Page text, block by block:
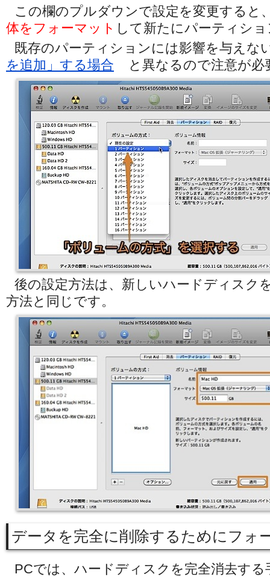
この欄のプルダウンで設定を変更すると
体をフォーマット して新たにパーティシ
既存のパーティションには影響を与えな
を追加」する場合
と異なるので注意が必
後の設定方法は、新しいハードディスク
方法と同じです。
データを完全に削除するためにフォ
PCでは、ハードディスクを完全消去す